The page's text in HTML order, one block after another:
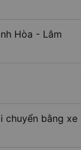
Hòa - Lâm
chuyển bằng xe